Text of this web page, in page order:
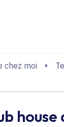
chez moi